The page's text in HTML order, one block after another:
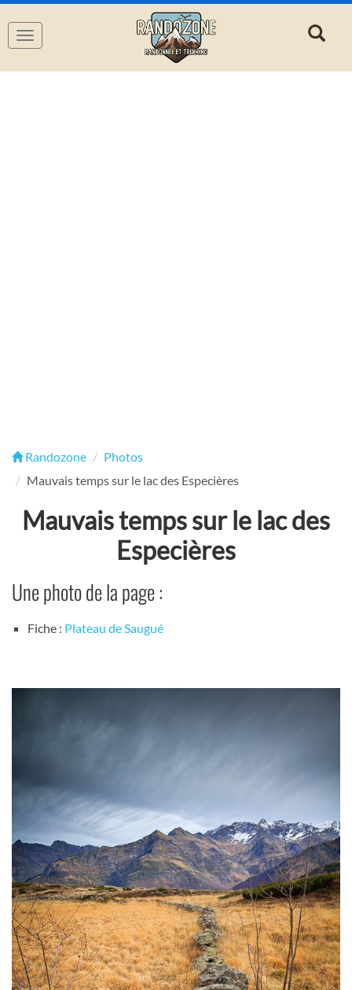
Navigation
Randozone
Photos
Mauvais temps sur le lac des Especières
Mauvais temps sur le lac des
Especières
Une photo de la page :
Fiche : Plateau de Saugué